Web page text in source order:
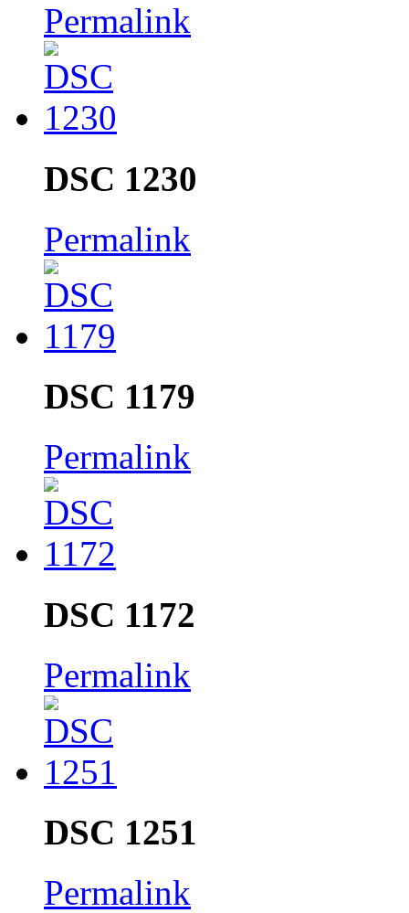
Permalink
DSC 1230
Permalink
DSC 1179
Permalink
DSC 1172
Permalink
DSC 1251
Permalink